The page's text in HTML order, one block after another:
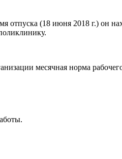
(18 июня 2018 г.) он
месячная норма